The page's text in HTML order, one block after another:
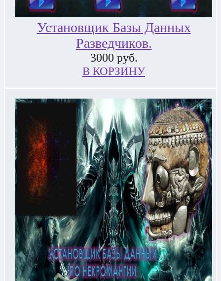
Установщик Базы Данных
Разведчиков.
3000 руб.
В КОРЗИНУ